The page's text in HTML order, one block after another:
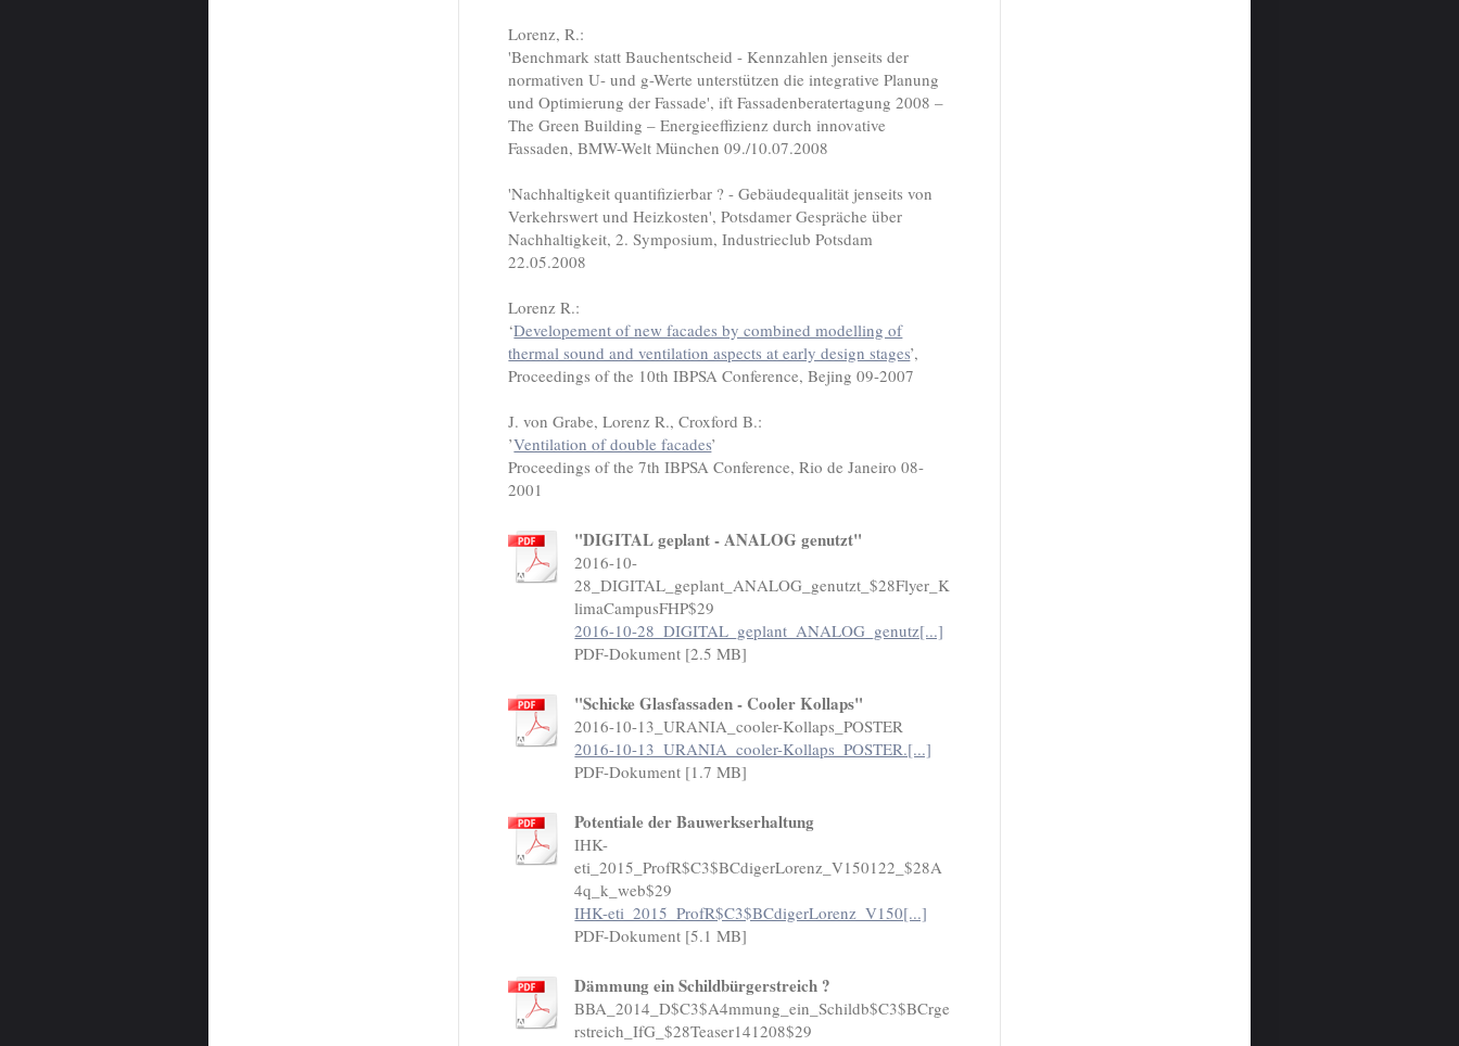
Lorenz, R.:
'Benchmark statt Bauchentscheid - Kennzahlen jenseits der
normativen U- und g-Werte unterstützen die integrative Planung
und Optimierung der Fassade', ift Fassadenberatertagung 2008 –
The Green Building – Energieeffizienz durch innovative
Fassaden, BMW-Welt München 09./10.07.2008
'Nachhaltigkeit quantifizierbar ? - Gebäudequalität jenseits von
Verkehrswert und Heizkosten', Potsdamer Gespräche über
Nachhaltigkeit, 2. Symposium, Industrieclub Potsdam
22.05.2008
Lorenz R.:
‘Developement of new facades by combined modelling of
thermal sound and ventilation aspects at early design stages’,
Proceedings of the 10th IBPSA Conference, Bejing 09-2007
J. von Grabe, Lorenz R., Croxford B.:
’Ventilation of double facades’
Proceedings of the 7th IBPSA Conference, Rio de Janeiro 08-
2001
"DIGITAL geplant - ANALOG genutzt"
2016-10-
28_DIGITAL_geplant_ANALOG_genutzt_$28Flyer_K
limaCampusFHP$29
2016-10-28_DIGITAL_geplant_ANALOG_genutz[...]
PDF-Dokument [2.5 MB]
"Schicke Glasfassaden - Cooler Kollaps"
2016-10-13_URANIA_cooler-Kollaps_POSTER
2016-10-13_URANIA_cooler-Kollaps_POSTER.[...]
PDF-Dokument [1.7 MB]
Potentiale der Bauwerkserhaltung
IHK-
eti_2015_ProfR$C3$BCdigerLorenz_V150122_$28A
4q_k_web$29
IHK-eti_2015_ProfR$C3$BCdigerLorenz_V150[...]
PDF-Dokument [5.1 MB]
Dämmung ein Schildbürgerstreich ?
BBA_2014_D$C3$A4mmung_ein_Schildb$C3$BCrge
rstreich_IfG_$28Teaser141208$29